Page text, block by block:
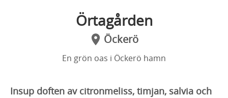
Örtagården
Öckerö
En grön oas i Öckerö hamn
Insup doften av citronmeliss, timjan, salvia och